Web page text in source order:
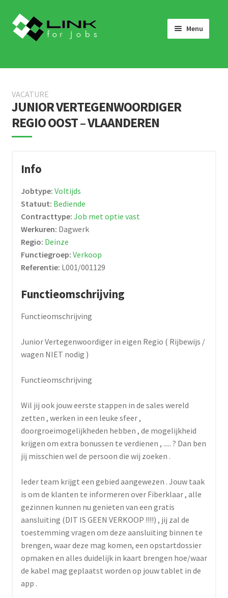
to
navigation
to
content
Menu
LINK 4 JOBS VOOR BEDRIJVEN
OVER ONS
NIEUWS
VACATURE
JUNIOR VERTEGENWOORDIGER
REGIO OOST – VLAANDEREN
Info
Jobtype: Voltijds
Statuut: Bediende
Contracttype: Job met optie vast
Werkuren: Dagwerk
Regio: Deinze
Functiegroep: Verkoop
Referentie: L001/001129
Functieomschrijving
Functieomschrijving
Junior Vertegenwoordiger in eigen Regio ( Rijbewijs /
wagen NIET nodig )
Functieomschrijving
Wil jij ook jouw eerste stappen in de sales wereld
zetten , werken in een leuke sfeer ,
doorgroeimogelijkheden hebben , de mogelijkheid
krijgen om extra bonussen te verdienen , ..... ? Dan ben
jij misschien wel de persoon die wij zoeken .
Ieder team krijgt een gebied aangewezen . Jouw taak
is om de klanten te informeren over Fiberklaar , alle
gezinnen kunnen nu genieten van een gratis
aansluiting (DIT IS GEEN VERKOOP !!!!) , jij zal de
toestemming vragen om deze aansluiting binnen te
brengen, waar deze mag komen, een opstartdossier
opmaken en alles duidelijk in kaart brengen hoe/waar
de kabel mag geplaatst worden op jouw tablet in de
app .